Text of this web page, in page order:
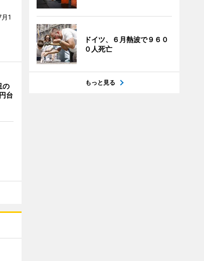
1
の
台
ドイツ、６月熱波で９６０
０人死亡
もっと見る